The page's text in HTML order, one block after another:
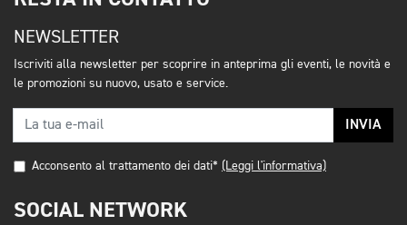
NEWSLETTER
Iscriviti alla newsletter per scoprire in anteprima gli eventi, le novità e
le promozioni su nuovo, usato e service.
INVIA
Acconsento al trattamento dei dati* (Leggi l'informativa)
SOCIAL NETWORK